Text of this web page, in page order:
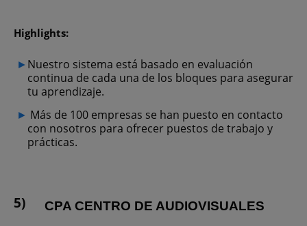
Highlights:
Nuestro sistema está basado en evaluación
continua de cada una de los bloques para asegurar
tu aprendizaje.
Más de 100 empresas se han puesto en contacto
con nosotros para ofrecer puestos de trabajo y
prácticas.
CPA CENTRO DE AUDIOVISUALES